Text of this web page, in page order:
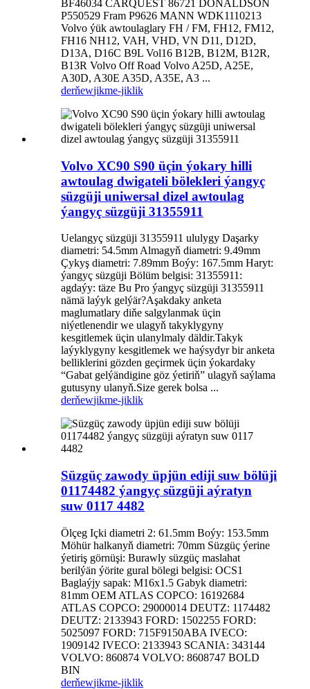
BF46034 CARQUEST 86721 DONALDSON
P550529 Fram P9626 MANN WDK1110213
Volvo ýük awtoulaglary FH / FM, FH12, FM12,
FH16 NH12, VAH, VHD, VN D11, D12D,
D13A, D16C B9L Vol16 B12B, B12M, B12R,
B13R Volvo Off Road Volvo A25D, A25E,
A30D, A30E A35D, A35E, A3 ...
derňewjikme-jiklik
Volvo XC90 S90 üçin ýokary hilli
awtoulag dwigateli bölekleri ýangyç
süzgüji uniwersal dizel awtoulag
ýangyç süzgüji 31355911
Uelangyç süzgüji 31355911 ululygy Daşarky
diametri: 54.5mm Almagyň diametri: 9.49mm
Çykyş diametri: 7.89mm Boýy: 167.5mm Haryt:
ýangyç süzgüji Bölüm belgisi: 31355911:
agdaýy: täze Bu Pro ýangyç süzgüji 31355911
nämä laýyk gelýär?Aşakdaky anketa
maglumatlary diňe salgylanmak üçin
niýetlenendir we ulagyň takyklygyny
kesgitlemek üçin ulanylmaly däldir.Takyk
laýyklygyny kesgitlemek we haýsydyr bir anketa
belliklerini gözden geçirmek üçin ýokardaky
“Gabat gelýändigine göz ýetiriň” ulagyň saýlama
gutusyny ulanyň.Size gerek bolsa ...
derňewjikme-jiklik
Süzgüç zawody üpjün ediji suw bölüji
01174482 ýangyç süzgüji aýratyn
suw 0117 4482
Ölçeg Içki diametri 2: 61.5mm Boýy: 153.5mm
Möhür halkanyň diametri: 70mm Süzgüç ýerine
ýetiriş görnüşi: Burawly süzgüç maslahat
berilýän ýörite gural bölegi belgisi: OCS1
Baglaýjy sapak: M16x1.5 Gabyk diametri:
81mm OEM ATLAS COPCO: 16192684
ATLAS COPCO: 29000014 DEUTZ: 1174482
DEUTZ: 2133943 FORD: 1502255 FORD:
5025097 FORD: 715F9150ABA IVECO:
1909142 IVECO: 2133943 SCANIA: 343144
VOLVO: 860874 VOLVO: 8608747 BOLD
BIN
derňewjikme-jiklik